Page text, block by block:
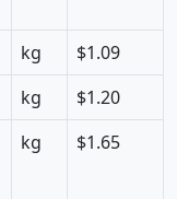
kg
$1.09
kg
$1.20
kg $1.65